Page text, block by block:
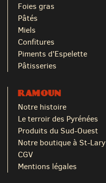
Foies gras
Pâtés
Miels
Confitures
Piments d'Espelette
Pâtisseries
RAMOUN
Notre histoire
Le terroir des Pyrénées
Produits du Sud-Ouest
Notre boutique à St-Lary
CGV
Mentions légales